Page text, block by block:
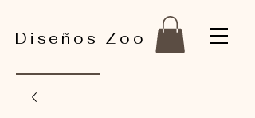
Diseños Zoo